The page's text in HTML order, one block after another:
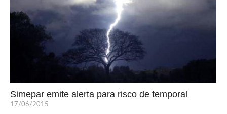
Simepar emite alerta para risco de temporal
17/06/2015